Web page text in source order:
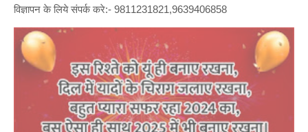
विज्ञापन के लिये संपर्क करे:- 9811231821,9639406858